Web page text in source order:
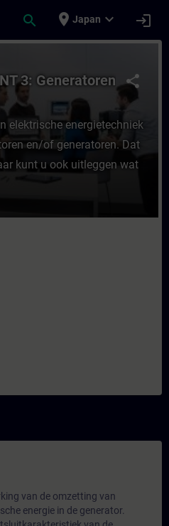
search place Japan expand_more login
learning NT 3:
share
3: Generatoren
elektrische energietechniek
en/of generatoren. Dat
kunt u ook uitleggen wat
van de omzetting van
energie in de generator.